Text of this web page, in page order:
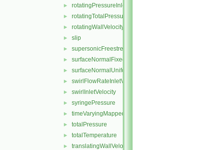
► rotatingPressureInletOutletVelocity
► rotatingTotalPressure
► rotatingWallVelocity
► slip
► supersonicFreestream
► surfaceNormalFixedValue
► surfaceNormalUniformFixedValue
► swirlFlowRateInletVelocity
► swirlInletVelocity
► syringePressure
► timeVaryingMappedFixedValue
► totalPressure
► totalTemperature
► translatingWallVelocity